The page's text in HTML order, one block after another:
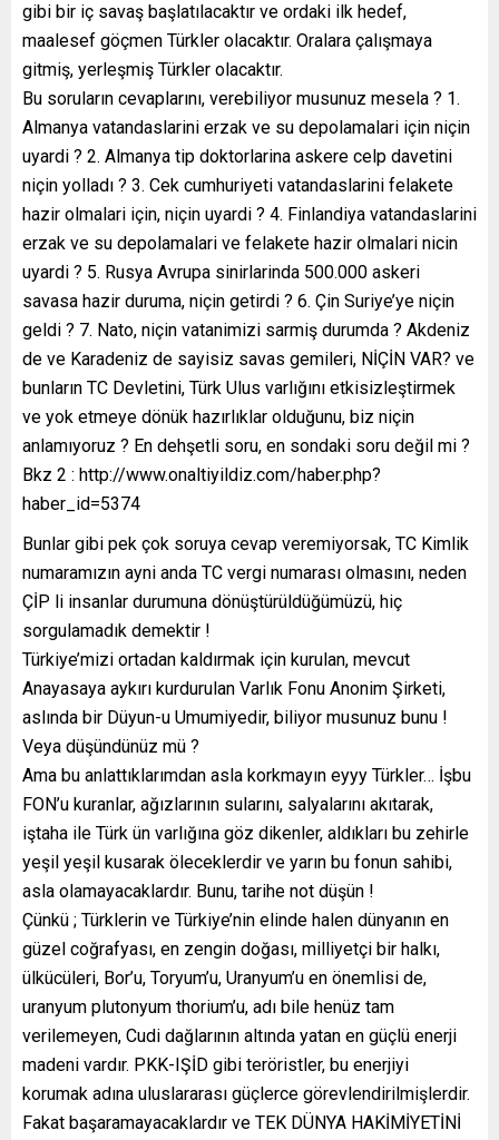
gibi bir iç savaş başlatılacaktır ve ordaki ilk hedef,
maalesef göçmen Türkler olacaktır. Oralara çalışmaya
gitmiş, yerleşmiş Türkler olacaktır.
Bu soruların cevaplarını, verebiliyor musunuz mesela ? 1.
Almanya vatandaslarini erzak ve su depolamalari için niçin
uyardi ? 2. Almanya tip doktorlarina askere celp davetini
niçin yolladı ? 3. Cek cumhuriyeti vatandaslarini felakete
hazir olmalari için, niçin uyardi ? 4. Finlandiya vatandaslarini
erzak ve su depolamalari ve felakete hazir olmalari nicin
uyardi ? 5. Rusya Avrupa sinirlarinda 500.000 askeri
savasa hazir duruma, niçin getirdi ? 6. Çin Suriye’ye niçin
geldi ? 7. Nato, niçin vatanimizi sarmiş durumda ? Akdeniz
de ve Karadeniz de sayisiz savas gemileri, NİÇİN VAR? ve
bunların TC Devletini, Türk Ulus varlığını etkisizleştirmek
ve yok etmeye dönük hazırlıklar olduğunu, biz niçin
anlamıyoruz ? En dehşetli soru, en sondaki soru değil mi ?
Bkz 2 : http://www.onaltiyildiz.com/haber.php?
haber_id=5374
Bunlar gibi pek çok soruya cevap veremiyorsak, TC Kimlik
numaramızın ayni anda TC vergi numarası olmasını, neden
ÇİP li insanlar durumuna dönüştürüldüğümüzü, hiç
sorgulamadık demektir !
Türkiye’mizi ortadan kaldırmak için kurulan, mevcut
Anayasaya aykırı kurdurulan Varlık Fonu Anonim Şirketi,
aslında bir Düyun-u Umumiyedir, biliyor musunuz bunu !
Veya düşündünüz mü ?
Ama bu anlattıklarımdan asla korkmayın eyyy Türkler… İşbu
FON’u kuranlar, ağızlarının sularını, salyalarını akıtarak,
iştaha ile Türk ün varlığına göz dikenler, aldıkları bu zehirle
yeşil yeşil kusarak öleceklerdir ve yarın bu fonun sahibi,
asla olamayacaklardır. Bunu, tarihe not düşün !
Çünkü ; Türklerin ve Türkiye’nin elinde halen dünyanın en
güzel coğrafyası, en zengin doğası, milliyetçi bir halkı,
ülkücüleri, Bor’u, Toryum’u, Uranyum’u en önemlisi de,
uranyum plutonyum thorium’u, adı bile henüz tam
verilemeyen, Cudi dağlarının altında yatan en güçlü enerji
madeni vardır. PKK-IŞİD gibi teröristler, bu enerjiyi
korumak adına uluslararası güçlerce görevlendirilmişlerdir.
Fakat başaramayacaklardır ve TEK DÜNYA HAKİMİYETİNİ